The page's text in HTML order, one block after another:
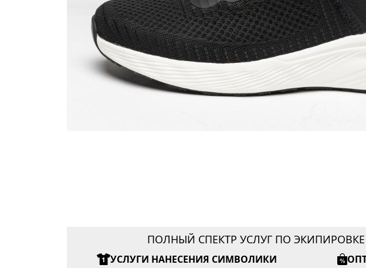
ПОЛНЫЙ СПЕКТР УСЛУГ ПО
УСЛУГИ НАНЕСЕНИЯ СИМВОЛИКИ